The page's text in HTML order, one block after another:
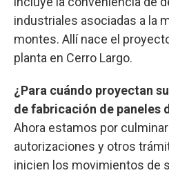
industriales asociadas a la
montes. Allí nace el
planta en Cerro Largo.
¿Para cuándo proyectan
de fabricación de paneles
Ahora estamos por
autorizaciones y otros
inicien los movimientos de